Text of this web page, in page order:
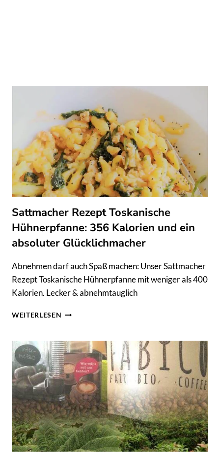
Sattmacher Rezept Toskanische
Hühnerpfanne: 356 Kalorien und ein
absoluter Glücklichmacher
Abnehmen darf auch Spaß machen: Unser Sattmacher
Rezept Toskanische Hühnerpfanne mit weniger als 400
Kalorien. Lecker & abnehmtauglich
WEITERLESEN SATTMACHER
HÜHNERPFANNE:
356
KALORIEN
UND
EIN
ABSOLUTER
GLÜCKLICHMACHER